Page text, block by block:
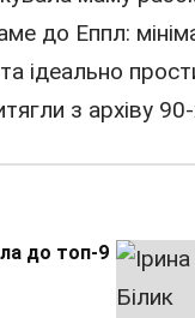
до Еппл:
ідеально
з архіву
до топ-9